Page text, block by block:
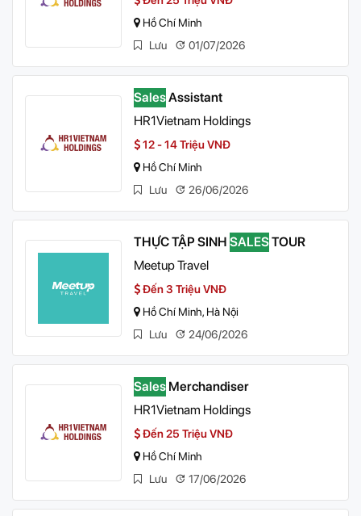
Hồ Chí Minh
Lưu
01/07/2026
SalesAssistant
HR1Vietnam Holdings
12 - 14 Triệu VNĐ
Hồ Chí Minh
Lưu
26/06/2026
THỰC TẬP SINH SALESTOUR
Meetup Travel
Đến 3 Triệu VNĐ
Hồ Chí Minh, Hà Nội
Lưu
24/06/2026
Sales Merchandiser
HR1Vietnam Holdings
Đến 25 Triệu VNĐ
Hồ Chí Minh
Lưu
17/06/2026